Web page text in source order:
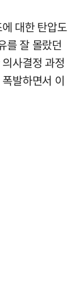
대한 탄압도
를 잘 몰랐던
사결정 과정
발하면서 이